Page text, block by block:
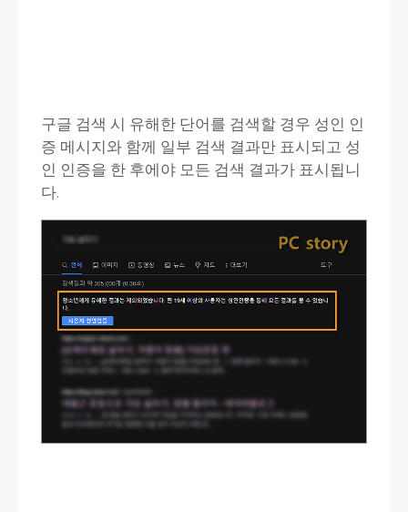
구글 검색 시 유해한 단어를 검색할 경우 성인 인
증 메시지와 함께 일부 검색 결과만 표시되고 성
인 인증을 한 후에야 모든 검색 결과가 표시됩니
다.